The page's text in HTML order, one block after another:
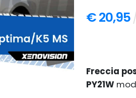
€ 20,95
Freccia
PY21W